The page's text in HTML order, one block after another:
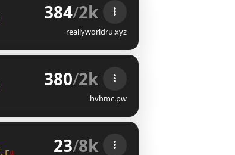
384/2k
reallyworldru.xyz
380/2k
hvhmc.pw
. ru 23/8k